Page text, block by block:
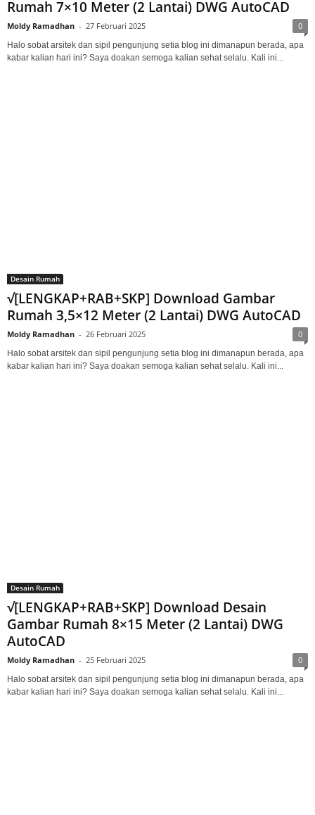
Rumah 7×10 Meter (2 Lantai) DWG AutoCAD
Moldy Ramadhan - 27 Februari 2025 0
Halo sobat arsitek dan sipil pengunjung setia blog ini dimanapun berada, apa
kabar kalian hari ini? Saya doakan semoga kalian sehat selalu. Kali ini...
Desain Rumah
√[LENGKAP+RAB+SKP] Download Gambar
Rumah 3,5×12 Meter (2 Lantai) DWG AutoCAD
Moldy Ramadhan - 26 Februari 2025 0
Halo sobat arsitek dan sipil pengunjung setia blog ini dimanapun berada, apa
kabar kalian hari ini? Saya doakan semoga kalian sehat selalu. Kali ini...
Desain Rumah
√[LENGKAP+RAB+SKP] Download Desain
Gambar Rumah 8×15 Meter (2 Lantai) DWG
AutoCAD
Moldy Ramadhan - 25 Februari 2025 0
Halo sobat arsitek dan sipil pengunjung setia blog ini dimanapun berada, apa
kabar kalian hari ini? Saya doakan semoga kalian sehat selalu. Kali ini...